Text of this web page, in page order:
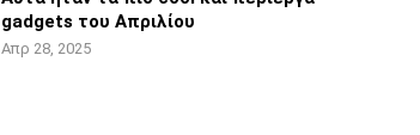
gadgets του Απριλίου
Απρ 28, 2025